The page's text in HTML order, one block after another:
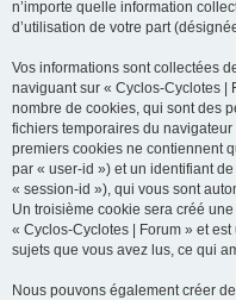
n’importe quelle information
d’utilisation de votre part
Vos informations sont collectées
naviguant sur « Cyclos-Cyclotes |
nombre de cookies, qui sont des
fichiers temporaires du
premiers cookies ne contiennent
par « user-id ») et un identifiant
« session-id »), qui vous sont
Un troisième cookie sera créé
« Cyclos-Cyclotes | Forum » et
sujets que vous avez lus, ce qui
Nous pouvons également créer